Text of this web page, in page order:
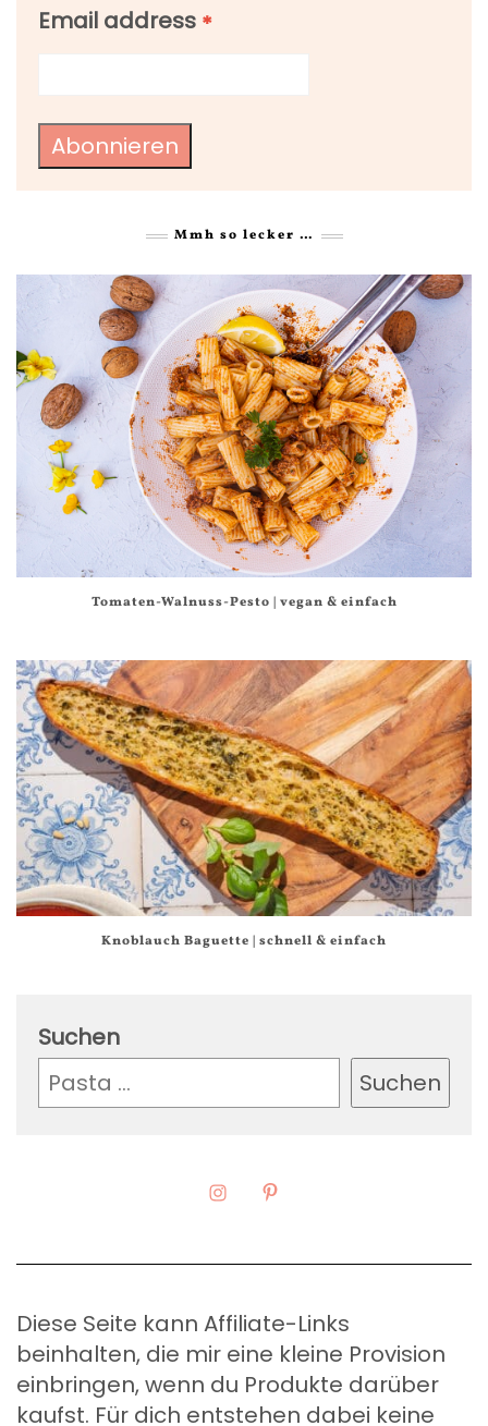
Email address *
Abonnieren
Mmh so lecker …
Tomaten-Walnuss-Pesto | vegan & einfach
Knoblauch Baguette | schnell & einfach
Suchen
Suchen
Diese Seite kann Affiliate-Links
beinhalten, die mir eine kleine Provision
einbringen, wenn du Produkte darüber
kaufst. Für dich entstehen dabei keine